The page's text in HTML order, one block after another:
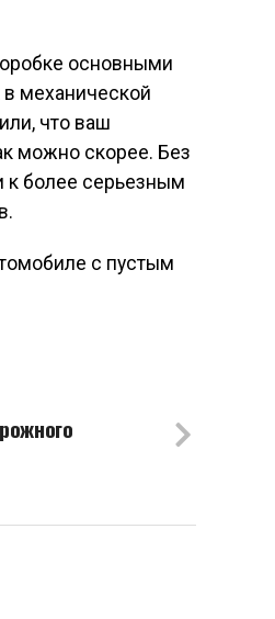
основными
в механической
что ваш
можно скорее. Без
к более серьезным
с пустым